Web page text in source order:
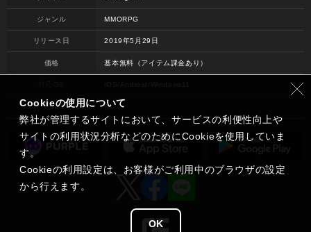
ジャンル MMORPG
リリース日 2019年5月29日
価格 基本無料（アイテム課金あり）
開発 NC
Cookieの使用について
弊社が管理するサイトにおいて、サービスの利便性向上や
サイトの利用状況分析などのためにCookieを使用していま
す。
Cookieの利用設定は、お客様がご利用中のブラウザの設定
から行えます。
OK